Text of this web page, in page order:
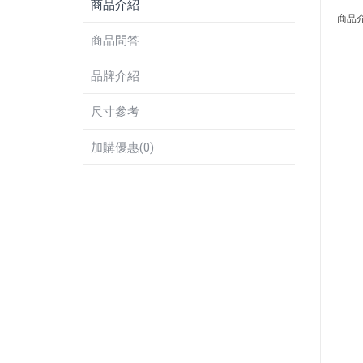
商品介紹
商品問答
品牌介紹
尺寸參考
加購優惠(0)
商品